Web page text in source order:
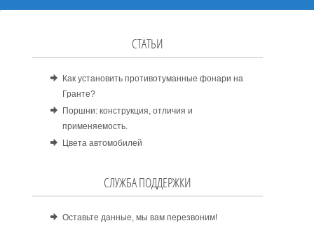
СТАТЬИ
Как установить противотуманные фонари на
Гранте?
Поршни: конструкция, отличия и
применяемость.
Цвета автомобилей
СЛУЖБА ПОДДЕРЖКИ
Оставьте данные, мы вам перезвоним!